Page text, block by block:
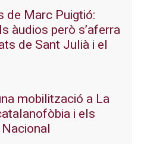
de Marc Puigtió:
àudios però s’aferra
de Sant Julià i el
mobilització a La
i els